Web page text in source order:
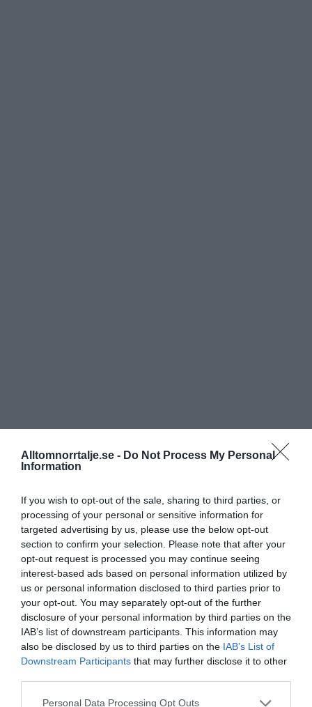
Alltomnorrtalje.se - Do Not Process My Personal
Information
If you wish to opt-out of the sale, sharing to third parties, or
processing of your personal or sensitive information for
targeted advertising by us, please use the below opt-out
section to confirm your selection. Please note that after your
opt-out request is processed you may continue seeing
interest-based ads based on personal information utilized by
us or personal information disclosed to third parties prior to
your opt-out. You may separately opt-out of the further
disclosure of your personal information by third parties on the
IAB’s list of downstream participants. This information may
also be disclosed by us to third parties on the IAB’s List of
Downstream Participants that may further disclose it to other
Personal Data Processing Opt Outs